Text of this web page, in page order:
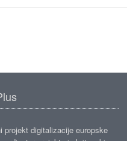
projekt digitalizacije europske